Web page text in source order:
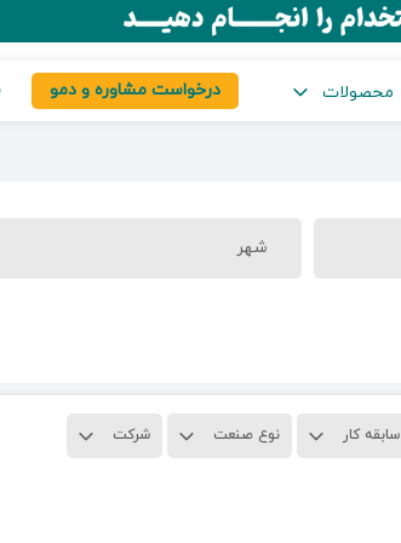
محصولات درخواست مشاوره و دمو
شهر
سابقه کار نوع صنعت شرکت